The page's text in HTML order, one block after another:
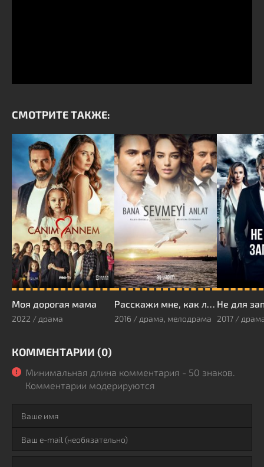
СМОТРИТЕ ТАКЖЕ:
Моя дорогая мама
2022 / драма 2016 / драма, мелодрама
Не для
2017 /
КОММЕНТАРИИ (0)
Минимальная длина комментария - 50 знаков.
Комментарии модерируются